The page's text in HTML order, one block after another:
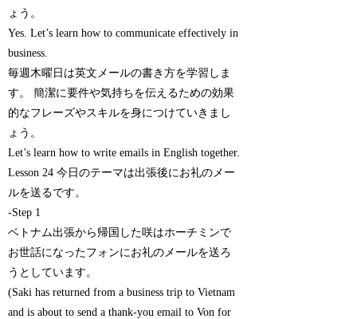
ょう。
Yes. Let’s learn how to communicate effectively in
business.
毎週木曜日は英文メールの書き方を学習しま
す。 簡潔に要件や気持ちを伝えるための効果
的なフレーズやスキルを身につけていきまし
ょう。
Let’s learn how to write emails in English together.
Lesson 24 今日のテーマは出張後にお礼のメー
ルを送るです。
-Step 1
ベトナム出張から帰国した咲はホーチミンで
お世話になったフォンにお礼のメールを送ろ
うとしています。
(Saki has returned from a business trip to Vietnam
and is about to send a thank-you email to Von for